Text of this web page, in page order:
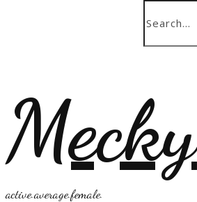
active.average.female.